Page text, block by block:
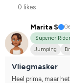
0 likes
Marita S
Superior Rider
Jumping
Vliegmasker
Heel prima, maar